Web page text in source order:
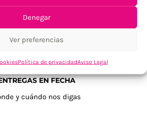
Denegar
Ver preferencias
Política de privacidadAviso Legal
EN FECHA
y cuándo nos digas